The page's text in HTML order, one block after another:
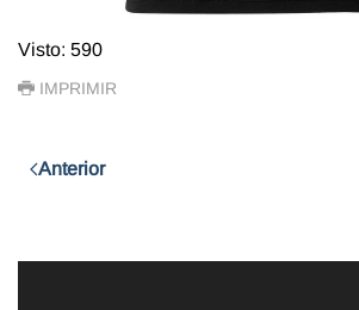
Visto: 590
IMPRIMIR
Anterior